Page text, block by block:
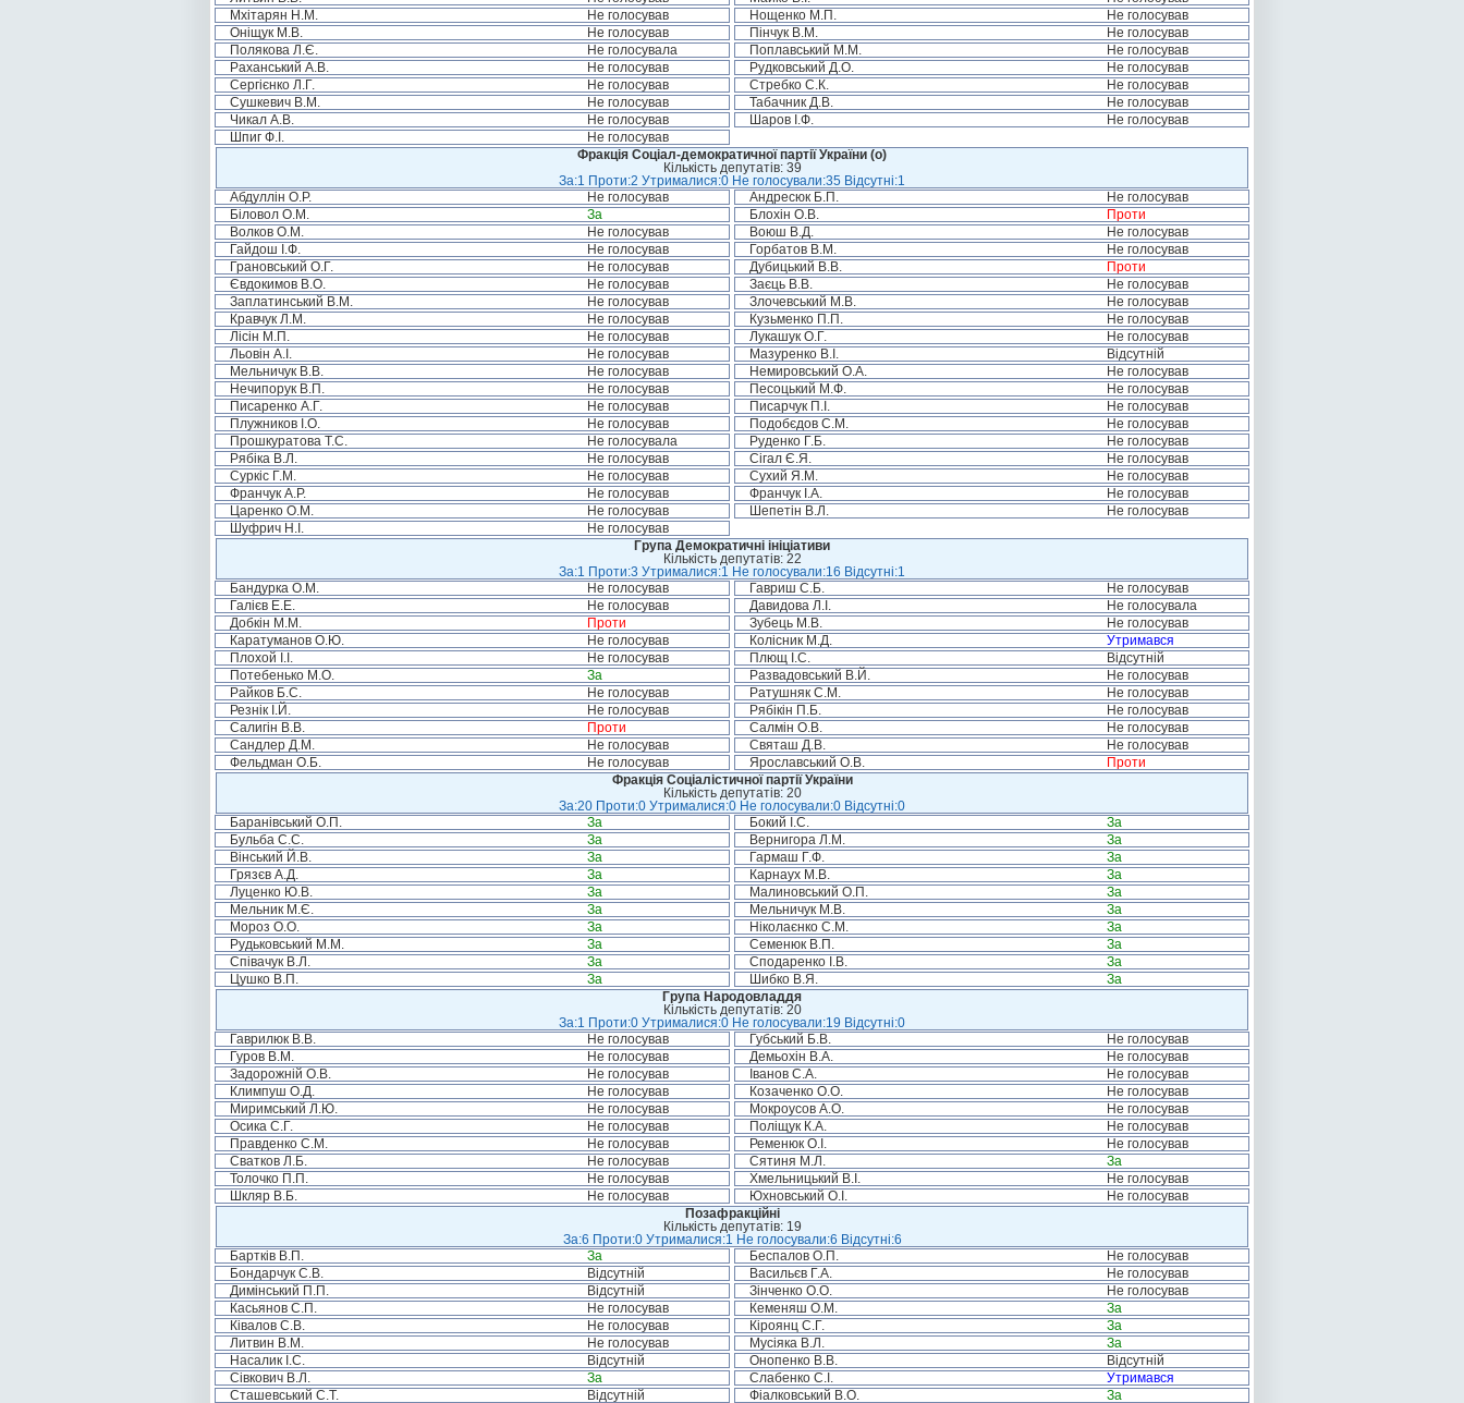
Мхітарян Н.М.
Не голосував Нощенко М.П.
Не голосував
Оніщук М.В.
Не голосував Пінчук В.М.
Не голосував
Полякова Л.Є.
Не голосувала Поплавський М.М.
Не голосував
Раханський А.В.
Не голосував Рудковський Д.О.
Не голосував
Сергієнко Л.Г.
Не голосував Стребко С.К.
Не голосував
Сушкевич В.М.
Не голосував Табачник Д.В.
Не голосував
Чикал А.В.
Не голосував Шаров І.Ф.
Не голосував
Шпиг Ф.І.
Не голосував
Фракція Соціал-демократичної партії України (о)
Кількість депутатів: 39
За:1 Проти:2 Утрималися:0 Не голосували:35 Відсутні:1
Абдуллін О.Р.
Не голосував Андресюк Б.П.
Не голосував
Біловол О.М.
За Блохін О.В.
Проти
Волков О.М.
Не голосував Воюш В.Д.
Не голосував
Гайдош І.Ф.
Не голосував Горбатов В.М.
Не голосував
Грановський О.Г.
Не голосував Дубицький В.В.
Проти
Євдокимов В.О.
Не голосував Заєць В.В.
Не голосував
Заплатинський В.М.
Не голосував Злочевський М.В.
Не голосував
Кравчук Л.М.
Не голосував Кузьменко П.П.
Не голосував
Лісін М.П.
Не голосував Лукашук О.Г.
Не голосував
Льовін А.І.
Не голосував Мазуренко В.І.
Відсутній
Мельничук В.В.
Не голосував Немировський О.А.
Не голосував
Нечипорук В.П.
Не голосував Песоцький М.Ф.
Не голосував
Писаренко А.Г.
Не голосував Писарчук П.І.
Не голосував
Плужников І.О.
Не голосував Подобєдов С.М.
Не голосував
Прошкуратова Т.С.
Не голосувала Руденко Г.Б.
Не голосував
Рябіка В.Л.
Не голосував Сігал Є.Я.
Не голосував
Суркіс Г.М.
Не голосував Сухий Я.М.
Не голосував
Франчук А.Р.
Не голосував Франчук І.А.
Не голосував
Царенко О.М.
Не голосував Шепетін В.Л.
Не голосував
Шуфрич Н.І.
Не голосував
Група Демократичні ініціативи
Кількість депутатів: 22
За:1 Проти:3 Утрималися:1 Не голосували:16 Відсутні:1
Бандурка О.М.
Не голосував Гавриш С.Б.
Не голосував
Галієв Е.Е.
Не голосував Давидова Л.І.
Не голосувала
Добкін М.М.
Проти Зубець М.В.
Не голосував
Каратуманов О.Ю.
Не голосував Колісник М.Д.
Утримався
Плохой І.І.
Не голосував Плющ І.С.
Відсутній
Потебенько М.О.
За Развадовський В.Й.
Не голосував
Райков Б.С.
Не голосував Ратушняк С.М.
Не голосував
Резнік І.Й.
Не голосував Рябікін П.Б.
Не голосував
Салигін В.В.
Проти Салмін О.В.
Не голосував
Сандлер Д.М.
Не голосував Святаш Д.В.
Не голосував
Фельдман О.Б.
Не голосував Ярославський О.В.
Проти
Фракція Соціалістичної партії України
Кількість депутатів: 20
За:20 Проти:0 Утрималися:0 Не голосували:0 Відсутні:0
Баранівський О.П.
За Бокий І.С.
За
Бульба С.С.
За Вернигора Л.М.
За
Вінський Й.В.
За Гармаш Г.Ф.
За
Грязєв А.Д.
За Карнаух М.В.
За
Луценко Ю.В.
За Малиновський О.П.
За
Мельник М.Є.
За Мельничук М.В.
За
Мороз О.О.
За Ніколаєнко С.М.
За
Рудьковський М.М.
За Семенюк В.П.
За
Співачук В.Л.
За Сподаренко І.В.
За
Цушко В.П.
За Шибко В.Я.
За
Група Народовладдя
Кількість депутатів: 20
За:1 Проти:0 Утрималися:0 Не голосували:19 Відсутні:0
Гаврилюк В.В.
Не голосував Губський Б.В.
Не голосував
Гуров В.М.
Не голосував Демьохін В.А.
Не голосував
Задорожній О.В.
Не голосував Іванов С.А.
Не голосував
Климпуш О.Д.
Не голосував Козаченко О.О.
Не голосував
Миримський Л.Ю.
Не голосував Мокроусов А.О.
Не голосував
Осика С.Г.
Не голосував Поліщук К.А.
Не голосував
Правденко С.М.
Не голосував Ременюк О.І.
Не голосував
Сватков Л.Б.
Не голосував Сятиня М.Л.
За
Толочко П.П.
Не голосував Хмельницький В.І.
Не голосував
Шкляр В.Б.
Не голосував Юхновський О.І.
Не голосував
Позафракційні
Кількість депутатів: 19
За:6 Проти:0 Утрималися:1 Не голосували:6 Відсутні:6
Бартків В.П.
За Беспалов О.П.
Не голосував
Бондарчук С.В.
Відсутній Васильєв Г.А.
Не голосував
Димінський П.П.
Відсутній Зінченко О.О.
Не голосував
Касьянов С.П.
Не голосував Кеменяш О.М.
За
Ківалов С.В.
Не голосував Кіроянц С.Г.
За
Литвин В.М.
Не голосував Мусіяка В.Л.
За
Насалик І.С.
Відсутній Онопенко В.В.
Відсутній
Сівкович В.Л.
За Слабенко С.І.
Утримався
Сташевський С.Т.
Відсутній Фіалковський В.О. За